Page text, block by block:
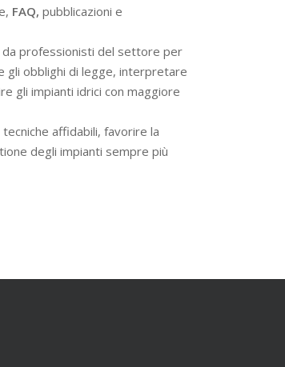
FAQ, pubblicazioni e
professionisti del settore per
gli obblighi di legge, interpretare
gli impianti idrici con maggiore
affidabili, favorire la
degli impianti sempre più